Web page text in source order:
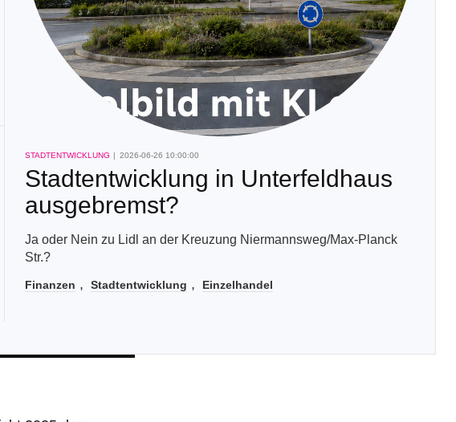
STADTENTWICKLUNG 2026-06-26 10:00:00
Stadtentwicklung in Unterfeldhaus
ausgebremst?
Ja oder Nein zu Lidl an der Kreuzung Niermannsweg/Max-Planck
Str.?
Finanzen Stadtentwicklung Einzelhandel